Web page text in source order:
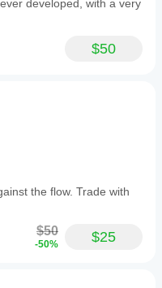
developed, with a very
$50
the flow. Trade with
$50
-50% $25